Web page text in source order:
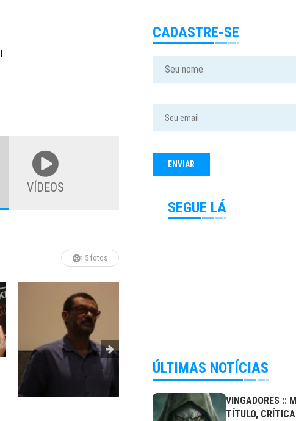
VÍDEOS
5 fotos
CADASTRE-SE
SEGUE LÁ
ÚLTIMAS NOTÍCIAS
VINGADORES ::
TÍTULO,